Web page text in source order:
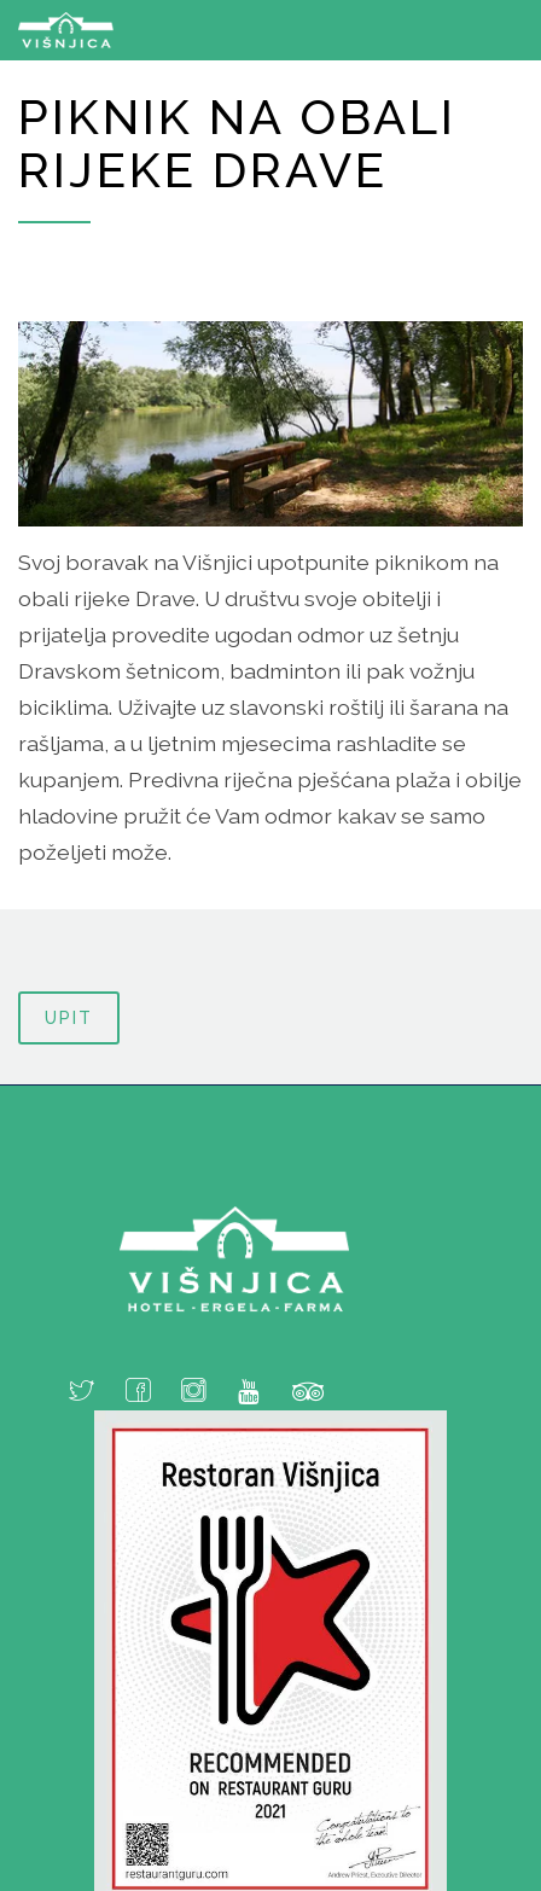
PIKNIK NA OBALI
RIJEKE DRAVE
Svoj boravak na Višnjici upotpunite piknikom na
obali rijeke Drave. U društvu svoje obitelji i
prijatelja provedite ugodan odmor uz šetnju
Dravskom šetnicom, badminton ili pak vožnju
biciklima. Uživajte uz slavonski roštilj ili šarana na
rašljama, a u ljetnim mjesecima rashladite se
kupanjem. Predivna riječna pješćana plaža i obilje
hladovine pružit će Vam odmor kakav se samo
poželjeti može.
UPIT